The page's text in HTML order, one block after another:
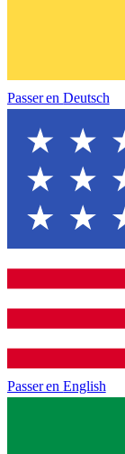
Passer enDeutsch
Passer enEnglish